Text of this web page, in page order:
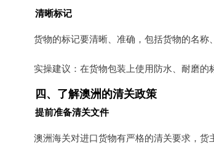
清晰标记
货物的标记要清晰、准确，包括货物的名称
实操建议：在货物包装上使用防水、耐磨的
四、了解澳洲的清关政策
提前准备清关文件
澳洲海关对进口货物有严格的清关要求，货